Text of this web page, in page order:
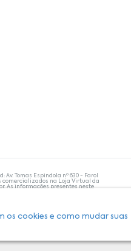
os cookies e como mudar suas
Av. Tomas Espindola nº 630 - Farol
comercializados na Loja Virtual da
. As informações presentes neste
está capacitado para
trabalha com as
clientes são compromissos da